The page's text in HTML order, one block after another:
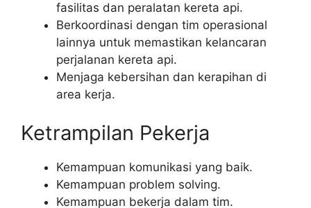
fasilitas dan peralatan kereta api.
Berkoordinasi dengan tim operasional
lainnya untuk memastikan kelancaran
perjalanan kereta api.
Menjaga kebersihan dan kerapihan di
area kerja.
Ketrampilan Pekerja
Kemampuan komunikasi yang baik.
Kemampuan problem solving.
Kemampuan bekerja dalam tim.